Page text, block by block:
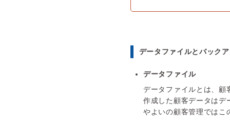
データファイルとバック
データファイル
データファイルとは、顧
作成した顧客データはデ
やよいの顧客管理ではこ